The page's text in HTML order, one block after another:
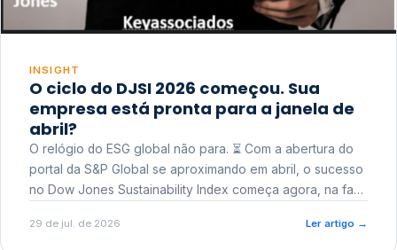
INSIGHT
O ciclo do DJSI 2026 começou. Sua
empresa está pronta para a janela de
abril?
O relógio do ESG global não para. ⏳ Com a abertura do
portal da S&P Global se aproximando em abril, o sucesso
no Dow Jones Sustainability Index começa agora, na fase
29 de jul. de 2026 Ler artigo →